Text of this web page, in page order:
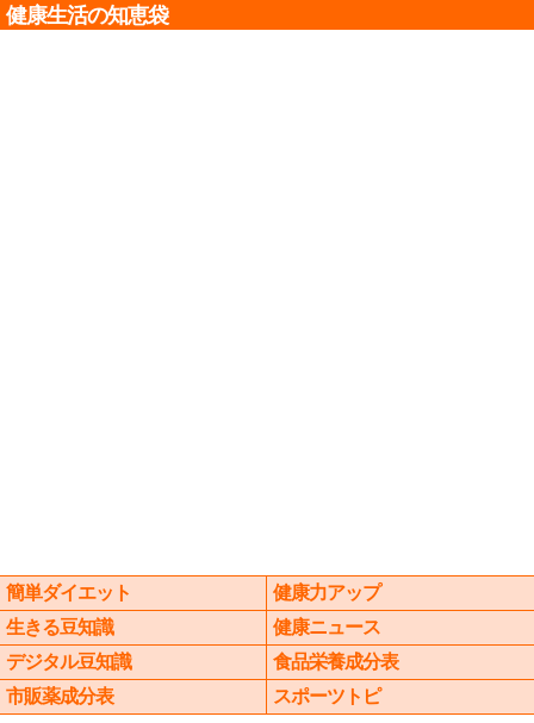
健康生活の知恵袋
簡単ダイエット
健康力アップ
生きる豆知識
健康ニュース
デジタル豆知識
食品栄養成分表
市販薬成分表
スポーツトピ